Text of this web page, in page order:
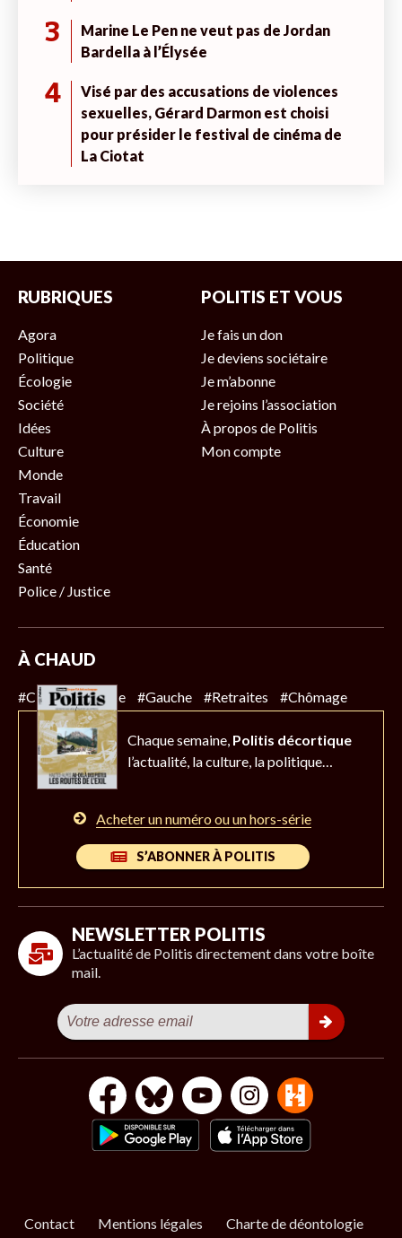
3
Marine Le Pen ne veut pas de Jordan
Bardella à l’Élysée
4
Visé par des accusations de violences
sexuelles, Gérard Darmon est choisi
pour présider le festival de cinéma de
La Ciotat
RUBRIQUES
Agora
Politique
Écologie
Société
Idées
Culture
Monde
Travail
Économie
Éducation
Santé
Police / Justice
POLITIS ET VOUS
Je fais un don
Je deviens sociétaire
Je m’abonne
Je rejoins l’association
À propos de Politis
Mon compte
À CHAUD
#Climat #Police #Gauche #Retraites #Chômage
Chaque semaine, Politis décortique
l’actualité, la culture, la politique…
Acheter un numéro ou un hors-série
S’ABONNER À POLITIS
NEWSLETTER POLITIS
L’actualité de Politis directement dans votre boîte
mail.
Contact Mentions légales Charte de déontologie